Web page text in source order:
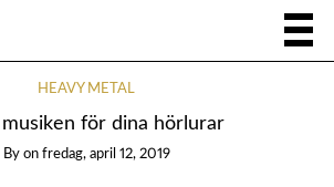
HEAVY METAL
musiken för dina hörlurar
By on fredag, april 12, 2019